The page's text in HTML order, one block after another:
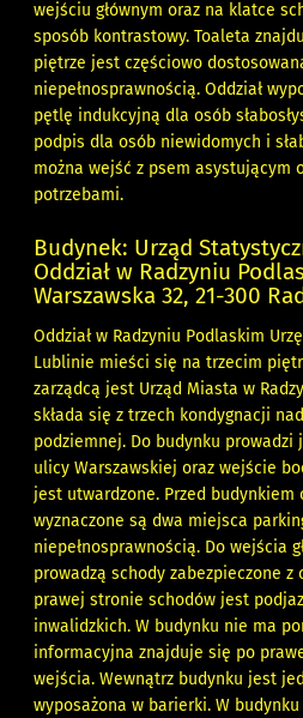
wejściu głównym oraz na klatce
sposób kontrastowy. Toaleta
piętrze jest częściowo
niepełnosprawnością. Oddział
pętlę indukcyjną dla osób
podpis dla osób niewidomych i
można wejść z psem asystującym
potrzebami.
Budynek: Urząd
Oddział w Radzyniu
Warszawska 32, 21-300
Oddział w Radzyniu Podlaskim
Lublinie mieści się na trzecim
zarządcą jest Urząd Miasta w
składa się z trzech kondygnacji
podziemnej. Do budynku prowadzi
ulicy Warszawskiej oraz wejście
jest utwardzone. Przed budynkiem
wyznaczone są dwa miejsca
niepełnosprawnością. Do wejścia
prowadzą schody zabezpieczone
prawej stronie schodów jest
inwalidzkich. W budynku nie ma
informacyjna znajduje się po
wejścia. Wewnątrz budynku jest
wyposażona w barierki. W